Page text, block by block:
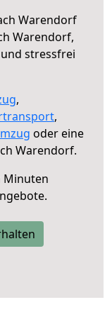
Warendorf
Warendorf,
stressfrei
,
,
oder eine
Warendorf.
Minuten